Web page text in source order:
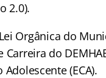
2.0).
Orgânica do
do
(ECA).